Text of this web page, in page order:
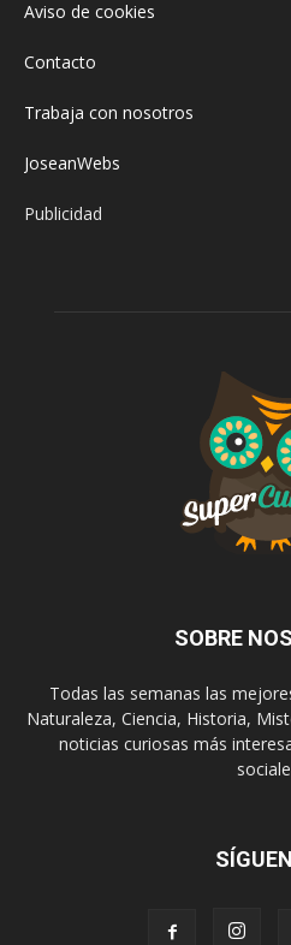
Aviso de cookies
Contacto
Trabaja con nosotros
JoseanWebs
Publicidad
SOBRE
Todas las semanas las
Naturaleza, Ciencia, Historia,
noticias curiosas más